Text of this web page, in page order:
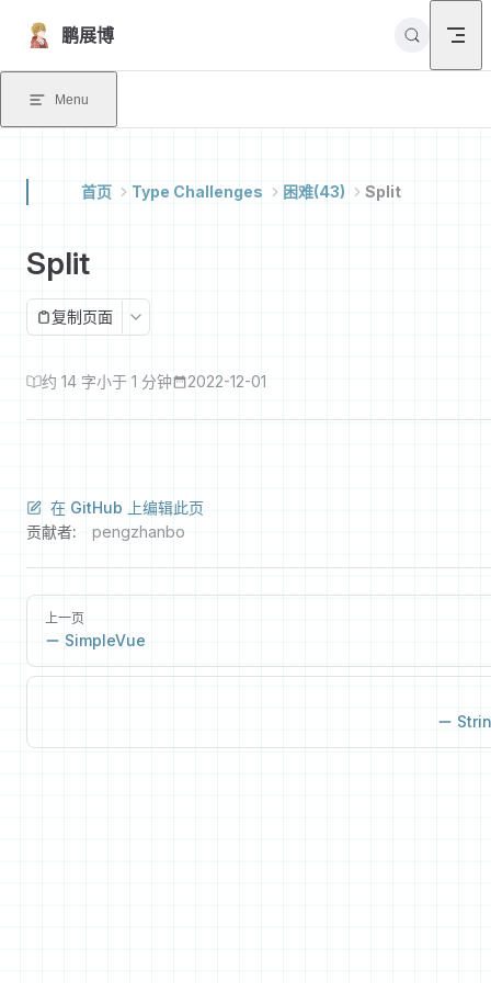
Skip to content
鹏展博
Menu
首页 Type Challenges 困难(43) Split
Split
复制页面
约 14 字小于 1 分钟 2022-12-01
在 GitHub 上编辑此页
贡献者:
pengzhanbo
上一页
SimpleVue